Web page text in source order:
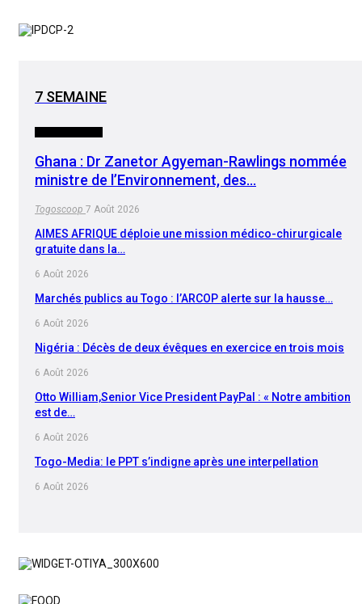
7 SEMAINE
Ghana : Dr Zanetor Agyeman-Rawlings nommée
ministre de l’Environnement, des…
Togoscoop 7 Août 2026
AIMES AFRIQUE déploie une mission médico-chirurgicale
gratuite dans la…
6 Août 2026
Marchés publics au Togo : l’ARCOP alerte sur la hausse…
6 Août 2026
Nigéria : Décès de deux évêques en exercice en trois mois
6 Août 2026
Otto William,Senior Vice President PayPal : « Notre ambition
est de…
6 Août 2026
Togo-Media: le PPT s’indigne après une interpellation
6 Août 2026